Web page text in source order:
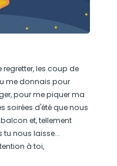
regretter, les coup de
me donnais pour
pour me piquer ma
soirées d'été que nous
et, tellement
tu nous laisse...
à toi,